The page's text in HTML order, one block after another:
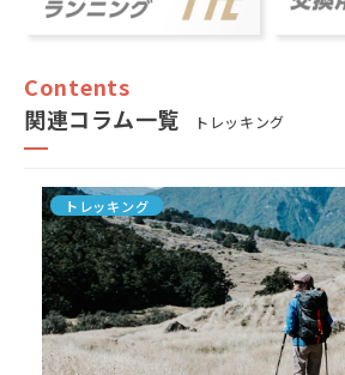
関連コラム一覧 トレッキング
トレッキング